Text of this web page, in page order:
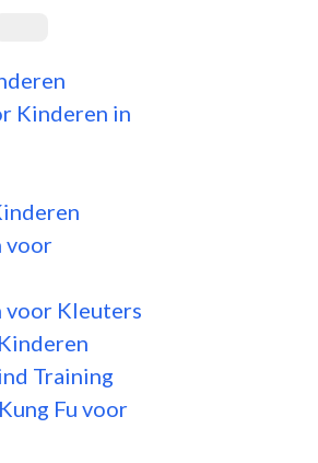
Kinderen in
voor
voor Kleuters
Training
Fu voor